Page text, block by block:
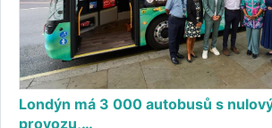
Londýn má 3 000 autobusů s
provozu,…